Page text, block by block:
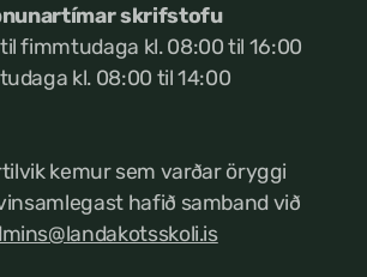
skrifstofu
fimmtudaga kl. 08:00 til 16:00
kl. 08:00 til 14:00
kemursem varðar öryggi
hafið samband við